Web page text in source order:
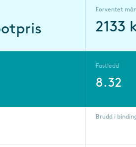
Forventet
2133
Fastledd
8.32
Brudd i